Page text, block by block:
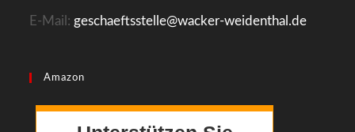
E-Mail: geschaeftsstelle@wacker-weidenthal.de
Amazon